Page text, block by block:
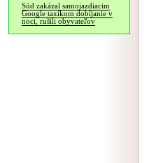
Súd zakázal samojazdiacim
Google taxíkom dobíjanie v
noci, rušili obyvateľov